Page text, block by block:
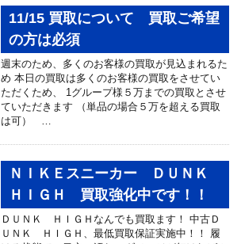
11/15 買取について 買取ご希望
の方は必須
週末のため、多くのお客様の買取が見込まれるた
め 本日の買取は多くのお客様の買取をさせてい
ただくため、 1グループ様５万までの買取とさせ
ていただきます （単品の場合５万を超える買取
は可） …
ＮＩＫＥスニーカー ＤＵＮＫ
ＨＩＧＨ 買取強化中です！！
ＤＵＮＫ ＨＩＧＨなんでも買取ます！ 中古Ｄ
ＵＮＫ ＨＩＧＨ、最低買取保証実施中！！ 履